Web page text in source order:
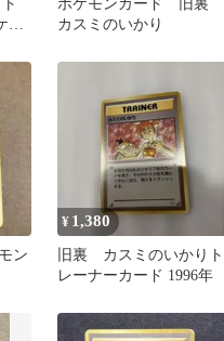
ポケモンカード 旧裏
カスミのいかり
ン
¥ 1,380
旧裏 カスミのいかりト
レーナーカード 1996年